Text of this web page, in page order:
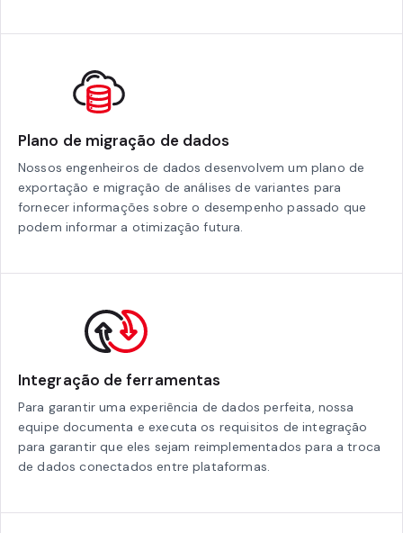
Plano de migração de dados
Nossos engenheiros de dados desenvolvem um plano de
exportação e migração de análises de variantes para
fornecer informações sobre o desempenho passado que
podem informar a otimização futura.
Integração de ferramentas
Para garantir uma experiência de dados perfeita, nossa
equipe documenta e executa os requisitos de integração
para garantir que eles sejam reimplementados para a troca
de dados conectados entre plataformas.